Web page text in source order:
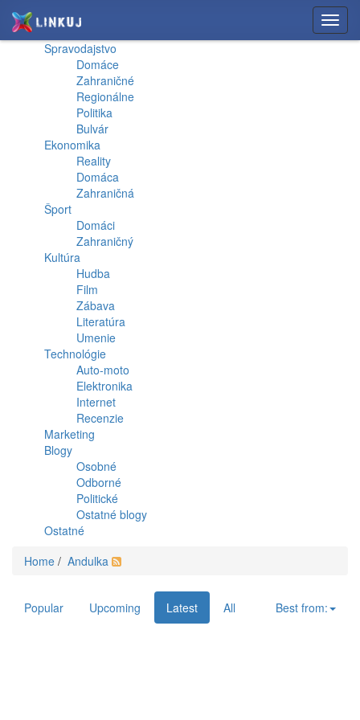
Spravodajstvo
Domáce
Zahraničné
Regionálne
Politika
Bulvár
Ekonomika
Reality
Domáca
Zahraničná
Šport
Domáci
Zahraničný
Kultúra
Hudba
Film
Zábava
Literatúra
Umenie
Technológie
Auto-moto
Elektronika
Internet
Recenzie
Marketing
Blogy
Osobné
Odborné
Politické
Ostatné blogy
Ostatné
Home / Andulka
Popular Upcoming Latest All Best from: